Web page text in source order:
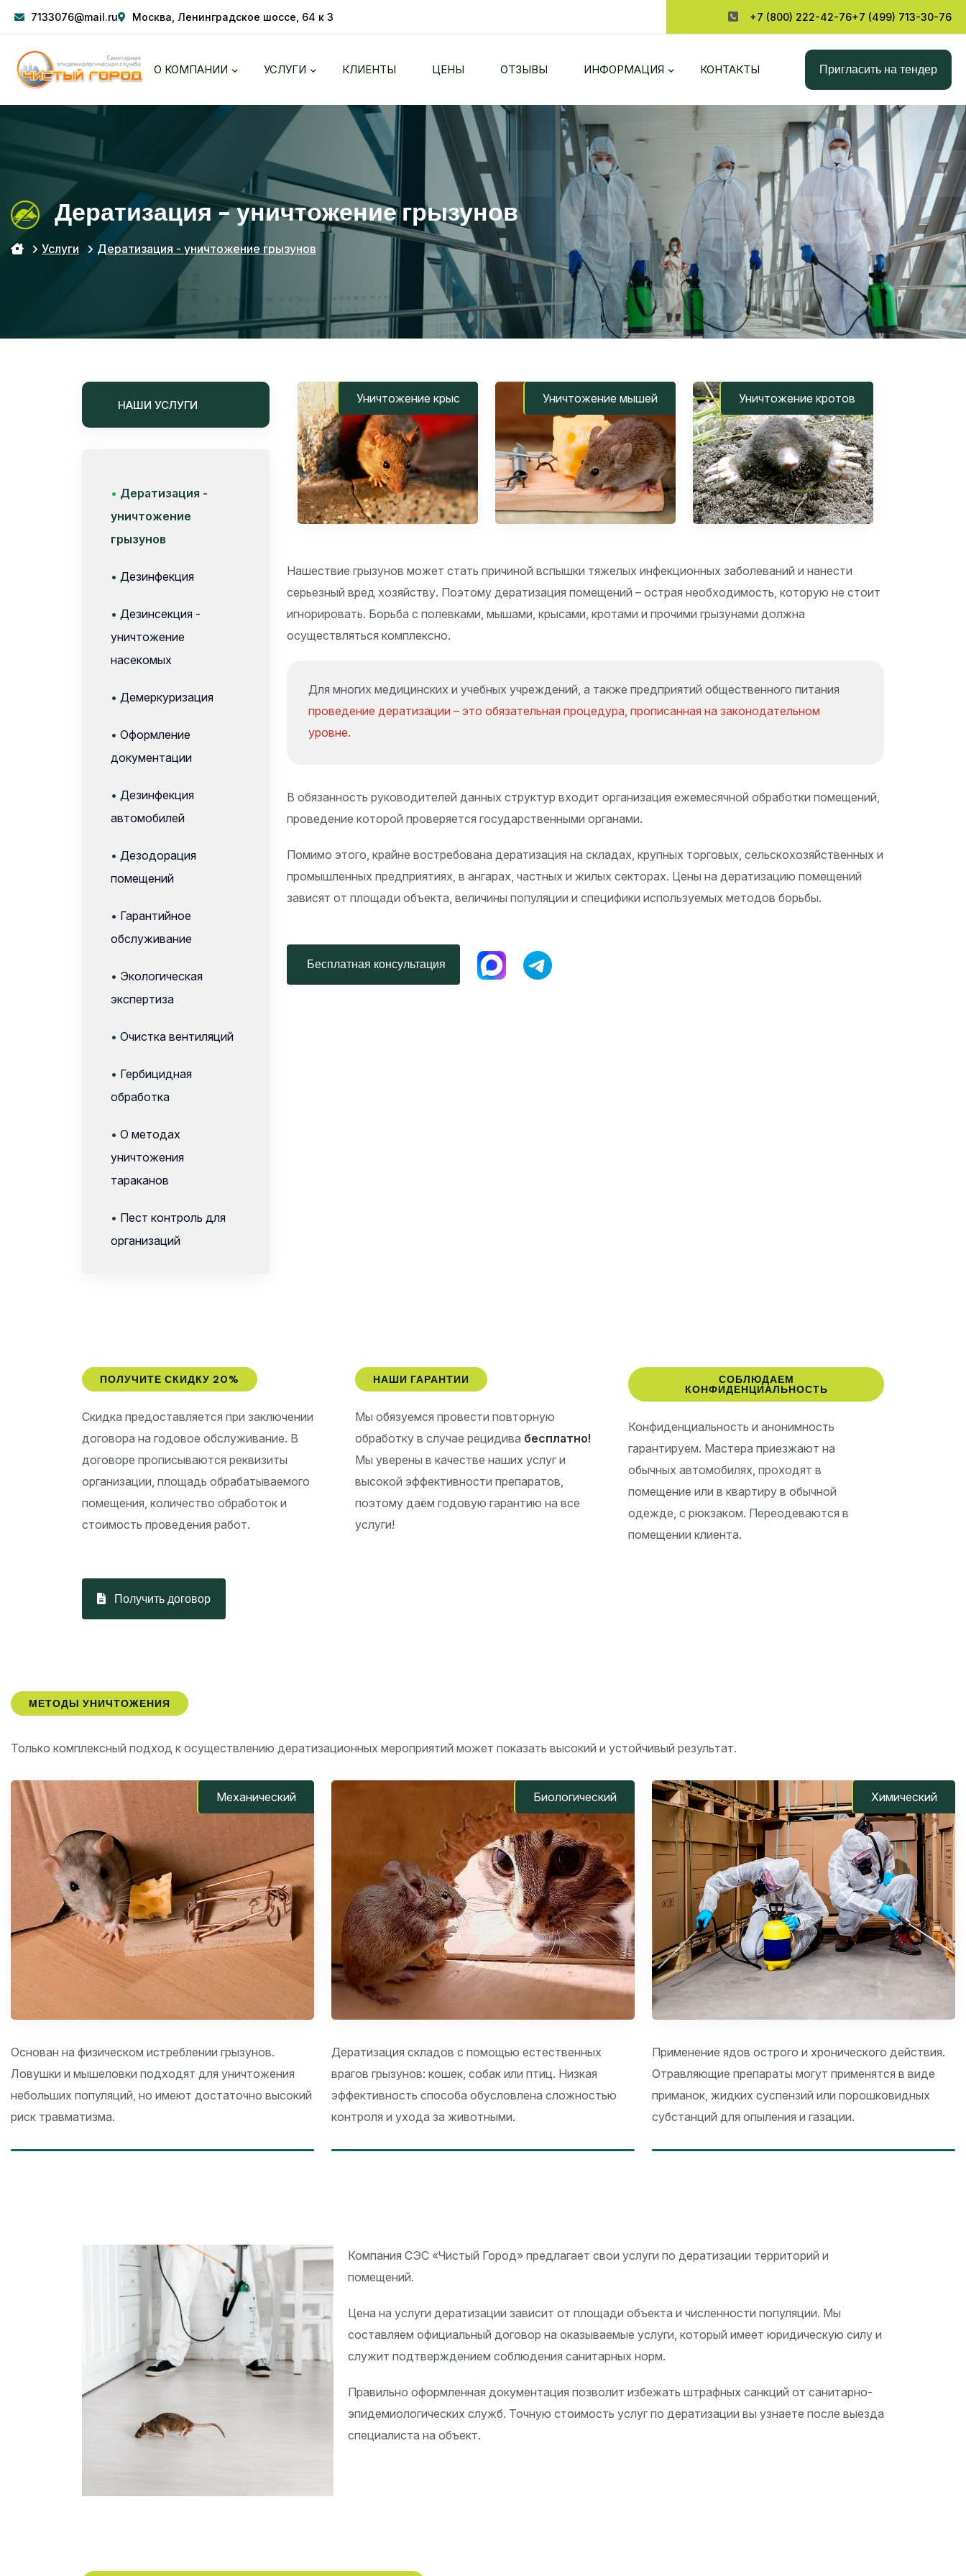
7133076@mail.ru Москва, Ленинградское шоссе, 64 к 3 +7 (800) 222-42-76+7 (499) 713-30-76
О КОМПАНИИ УСЛУГИ КЛИЕНТЫ ЦЕНЫ ОТЗЫВЫ ИНФОРМАЦИЯ КОНТАКТЫ Пригласить на тендер
Дератизация - уничтожение грызунов
Услуги Дератизация - уничтожение грызунов
НАШИ УСЛУГИ
• Дератизация -
уничтожение
грызунов
• Дезинфекция
• Дезинсекция -
уничтожение
насекомых
• Демеркуризация
• Оформление
документации
• Дезинфекция
автомобилей
• Дезодорация
помещений
• Гарантийное
обслуживание
• Экологическая
экспертиза
• Очистка вентиляций
• Гербицидная
обработка
• О методах
уничтожения
тараканов
• Пест контроль для
организаций
Уничтожение крыс Уничтожение мышей Уничтожение кротов
Нашествие грызунов может стать причиной вспышки тяжелых инфекционных заболеваний и нанести
серьезный вред хозяйству. Поэтому дератизация помещений – острая необходимость, которую не стоит
игнорировать. Борьба с полевками, мышами, крысами, кротами и прочими грызунами должна
осуществляться комплексно.
Для многих медицинских и учебных учреждений, а также предприятий общественного питания
проведение дератизации – это обязательная процедура, прописанная на законодательном
уровне.
В обязанность руководителей данных структур входит организация ежемесячной обработки помещений,
проведение которой проверяется государственными органами.
Помимо этого, крайне востребована дератизация на складах, крупных торговых, сельскохозяйственных и
промышленных предприятиях, в ангарах, частных и жилых секторах. Цены на дератизацию помещений
зависят от площади объекта, величины популяции и специфики используемых методов борьбы.
Бесплатная консультация
ПОЛУЧИТЕ СКИДКУ 20%
Скидка предоставляется при заключении
договора на годовое обслуживание. В
договоре прописываются реквизиты
организации, площадь обрабатываемого
помещения, количество обработок и
стоимость проведения работ.
Получить договор
НАШИ ГАРАНТИИ
Мы обязуемся провести повторную
обработку в случае рецидива бесплатно!
Мы уверены в качестве наших услуг и
высокой эффективности препаратов,
поэтому даём годовую гарантию на все
услуги!
СОБЛЮДАЕМ
КОНФИДЕНЦИАЛЬНОСТЬ
Конфиденциальность и анонимность
гарантируем. Мастера приезжают на
обычных автомобилях, проходят в
помещение или в квартиру в обычной
одежде, с рюкзаком. Переодеваются в
помещении клиента.
МЕТОДЫ УНИЧТОЖЕНИЯ
Только комплексный подход к осуществлению дератизационных мероприятий может показать высокий и устойчивый результат.
Механический
Основан на физическом истреблении грызунов.
Ловушки и мышеловки подходят для уничтожения
небольших популяций, но имеют достаточно высокий
риск травматизма.
Биологический
Дератизация складов с помощью естественных
врагов грызунов: кошек, собак или птиц. Низкая
эффективность способа обусловлена сложностью
контроля и ухода за животными.
Химический
Применение ядов острого и хронического действия.
Отравляющие препараты могут применятся в виде
приманок, жидких суспензий или порошковидных
субстанций для опыления и газации.
Компания СЭС «Чистый Город» предлагает свои услуги по дератизации территорий и
помещений.
Цена на услуги дератизации зависит от площади объекта и численности популяции. Мы
составляем официальный договор на оказываемые услуги, который имеет юридическую силу и
служит подтверждением соблюдения санитарных норм.
Правильно оформленная документация позволит избежать штрафных санкций от санитарно-
эпидемиологических служб. Точную стоимость услуг по дератизации вы узнаете после выезда
специалиста на объект.